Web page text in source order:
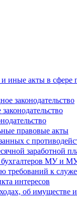
иные акты в сфере
законодательство
правовые акты
с
заработной
бухгалтеров МУ и
требований к
интересов
об имуществе